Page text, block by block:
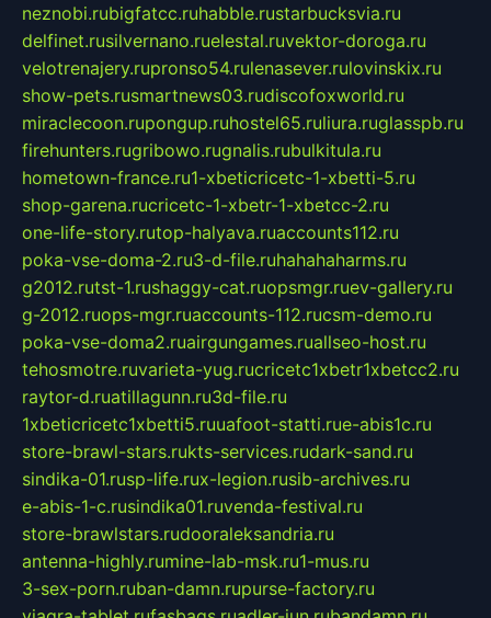
neznobi.rubigfatcc.ruhabble.rustarbucksvia.ru
delfinet.rusilvernano.ruelestal.ruvektor-doroga.ru
velotrenajery.rupronso54.rulenasever.rulovinskix.ru
show-pets.rusmartnews03.rudiscofoxworld.ru
miraclecoon.rupongup.ruhostel65.ruliura.ruglasspb.ru
firehunters.rugribowo.rugnalis.rubulkitula.ru
hometown-france.ru1-xbeticricetc-1-xbetti-5.ru
shop-garena.rucricetc-1-xbetr-1-xbetcc-2.ru
one-life-story.rutop-halyava.ruaccounts112.ru
poka-vse-doma-2.ru3-d-file.ruhahahaharms.ru
g2012.rutst-1.rushaggy-cat.ruopsmgr.ruev-gallery.ru
g-2012.ruops-mgr.ruaccounts-112.rucsm-demo.ru
poka-vse-doma2.ruairgungames.ruallseo-host.ru
tehosmotre.ruvarieta-yug.rucricetc1xbetr1xbetcc2.ru
raytor-d.ruatillagunn.ru3d-file.ru
1xbeticricetc1xbetti5.ruuafoot-statti.rue-abis1c.ru
store-brawl-stars.rukts-services.rudark-sand.ru
sindika-01.rusp-life.rux-legion.rusib-archives.ru
e-abis-1-c.rusindika01.ruvenda-festival.ru
store-brawlstars.rudooraleksandria.ru
antenna-highly.rumine-lab-msk.ru1-mus.ru
3-sex-porn.ruban-damn.rupurse-factory.ru